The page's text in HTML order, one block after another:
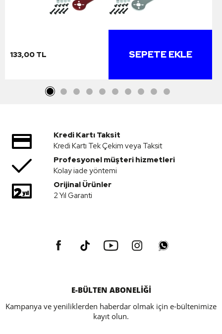
133,00 TL SEPETE EKLE
Kredi Kartı Taksit
Kredi Kartı Tek Çekim veya Taksit
Profesyonel müşteri hizmetleri
Kolay iade yöntemi
Orijinal Ürünler
2 Yıl Garanti
E-BÜLTEN ABONELİĞİ
Kampanya ve yeniliklerden haberdar olmak için e-bültenimize
kayıt olun.